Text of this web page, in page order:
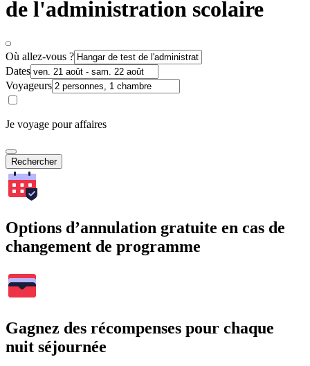
de l'administration scolaire
Où allez-vous ?
Dates
Voyageurs
Je voyage pour affaires
Rechercher
Options d’annulation gratuite en cas de
changement de programme
Gagnez des récompenses pour chaque
nuit séjournée